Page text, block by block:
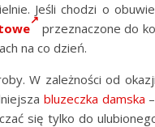
Jeśli chodzi o
przeznaczone do
na co dzień.
W zależności od
bluzeczka damska
się tylko do